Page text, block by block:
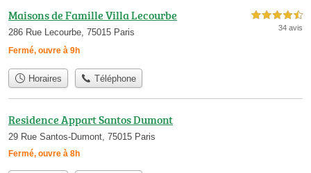
Maisons de Famille Villa Lecourbe
286 Rue Lecourbe, 75015 Paris
Fermé, ouvre à 9h
4,5 étoiles sur 5
34 avis
Horaires Téléphone
Residence Appart Santos Dumont
29 Rue Santos-Dumont, 75015 Paris
Fermé, ouvre à 8h